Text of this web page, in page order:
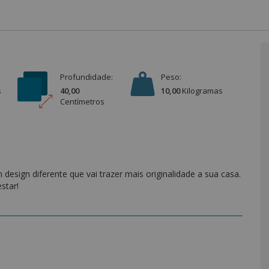
Profundidade:
40,00
Centímetros
Peso:
10,00 Kilogramas
diferente que vai trazer mais originalidade a sua casa.